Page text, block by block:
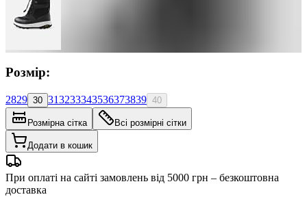
Розмір:
2829 30 313233343536373839 40
Розмірна сітка Всі розмірні сітки
Додати в кошик
При оплаті на сайті замовлень від 5000 грн – безкоштовна
доставка